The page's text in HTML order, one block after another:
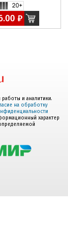
₽
и аналитики.
на обработку
характер